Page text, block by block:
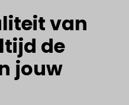
van
de
jouw